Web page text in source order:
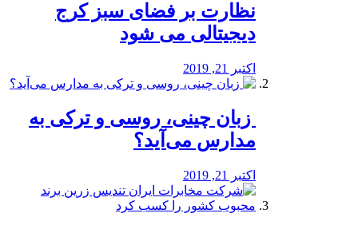
نظارت بر فضای سبز کرج
دیجیتالی می شود
اکتبر 21, 2019
️ زبان چینی، روسی و ترکی به
مدارس می‌آید؟
اکتبر 21, 2019